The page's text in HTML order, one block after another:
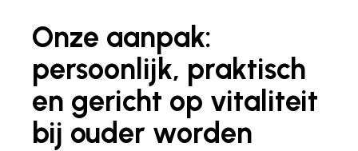
Onze aanpak:
persoonlijk, praktisch
en gericht op vitaliteit
bij ouder worden